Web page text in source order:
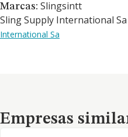
Marcas: Slingsintt
Sling Supply International
International Sa
Empresas similares
Empresas